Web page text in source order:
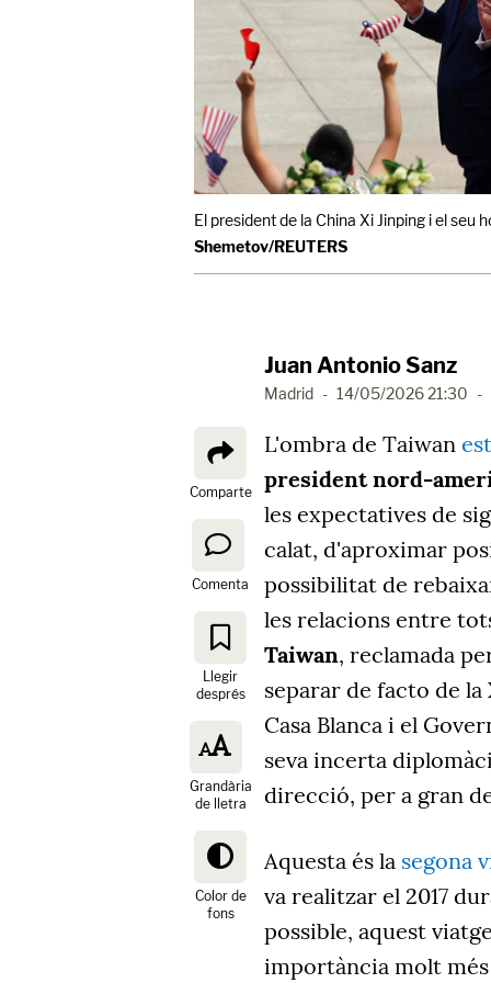
El president de la China Xi Jinping i el seu
Shemetov/REUTERS
Juan Antonio Sanz
Madrid - 14/05/2026 21:30 -
Comparte
Comenta
Llegir
després
Grandària
de lletra
Color de
fons
L'ombra de Taiwan
president nord-
les expectatives de
calat, d'aproximar
possibilitat de
les relacions entre
Taiwan, reclamada
separar de facto de la
Casa Blanca i el
seva incerta
direcció, per a gran
Aquesta és la segona
va realitzar el 2017
possible, aquest
importància molt